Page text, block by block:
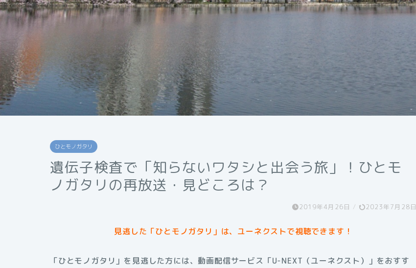
ひとモノガタリ
遺伝子検査で「知らないワタシと出会う旅」！ひとモ
ノガタリの再放送・見どころは？
2019年4月26日 / 2023年7月28日
見逃した「ひとモノガタリ」は、ユーネクストで視聴できます！
「ひとモノガタリ」を見逃した方には、動画配信サービス「U-NEXT（ユーネクスト）」をおすす